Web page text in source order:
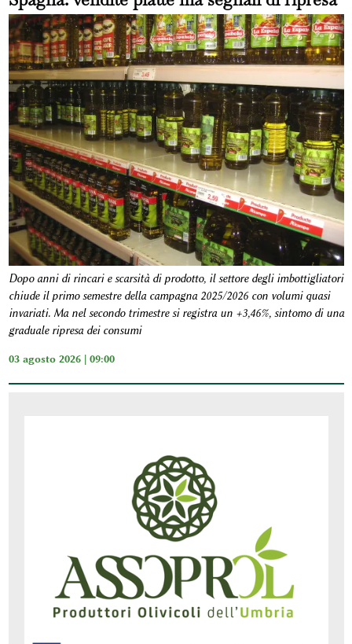
Dopo anni di rincari e scarsità di prodotto, il settore degli imbottigliatori
chiude il primo semestre della campagna 2025/2026 con volumi quasi
invariati. Ma nel secondo trimestre si registra un +3,46%, sintomo di una
graduale ripresa dei consumi
03 agosto 2026 | 09:00